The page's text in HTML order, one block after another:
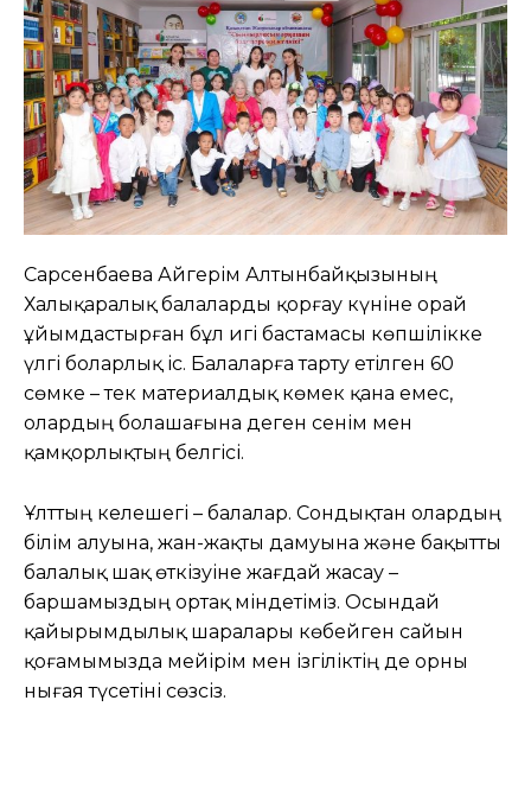
Сарсенбаева Айгерім Алтынбайқызының
Халықаралық балаларды қорғау күніне орай
ұйымдастырған бұл игі бастамасы көпшілікке
үлгі боларлық іс. Балаларға тарту етілген 60
сөмке – тек материалдық көмек қана емес,
олардың болашағына деген сенім мен
қамқорлықтың белгісі.
Ұлттың келешегі – балалар. Сондықтан олардың
білім алуына, жан-жақты дамуына және бақытты
балалық шақ өткізуіне жағдай жасау –
баршамыздың ортақ міндетіміз. Осындай
қайырымдылық шаралары көбейген сайын
қоғамымызда мейірім мен ізгіліктің де орны
нығая түсетіні сөзсіз.